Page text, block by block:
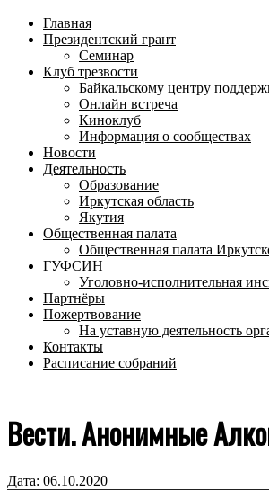
меню
Главная
Президентский грант
Семинар
Клуб трезвости
Байкальскому центру
Онлайн встреча
Киноклуб
Информация о сообществах
Новости
Деятельность
Образование
Иркутская область
Якутия
Общественная палата
Общественная палата
ГУФСИН
Уголовно-исполнительная
Партнёры
Пожертвование
На уставную деятельность
Контакты
Расписание собраний
Вести. Анонимные
Дата: 06.10.2020